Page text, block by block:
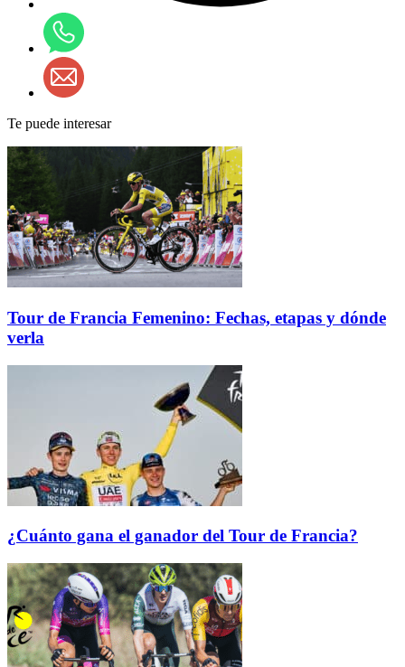
Te puede interesar
Tour de Francia Femenino: Fechas, etapas y dónde
verla
¿Cuánto gana el ganador del Tour de Francia?